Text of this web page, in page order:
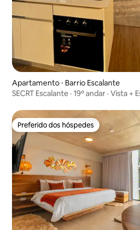
Apartamento ⋅ Barrio Escalante
SECRT Escalante · 19º andar · Vista
Preferido dos hóspedes
Preferido dos hóspedes